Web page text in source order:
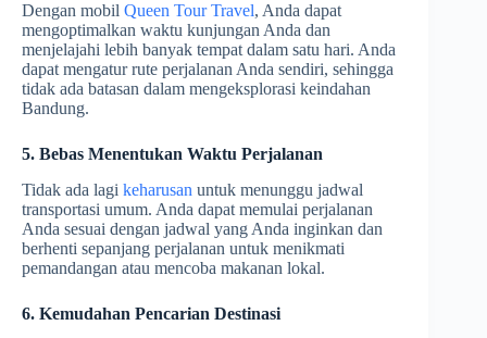
Dengan mobil Queen Tour Travel, Anda dapat
mengoptimalkan waktu kunjungan Anda dan
menjelajahi lebih banyak tempat dalam satu hari. Anda
dapat mengatur rute perjalanan Anda sendiri, sehingga
tidak ada batasan dalam mengeksplorasi keindahan
Bandung.
5. Bebas Menentukan Waktu Perjalanan
Tidak ada lagi keharusan untuk menunggu jadwal
transportasi umum. Anda dapat memulai perjalanan
Anda sesuai dengan jadwal yang Anda inginkan dan
berhenti sepanjang perjalanan untuk menikmati
pemandangan atau mencoba makanan lokal.
6. Kemudahan Pencarian Destinasi